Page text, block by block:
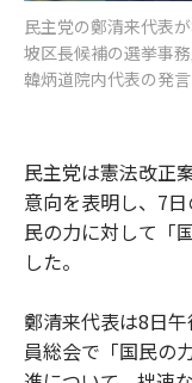
民主党の鄭清来代表
坡区長候補の選挙事
韓炳道院内代表の発
民主党は憲法改正
意向を表明し、7
民の力に対して「
した。
鄭清来代表は8日
員総会で「国民の